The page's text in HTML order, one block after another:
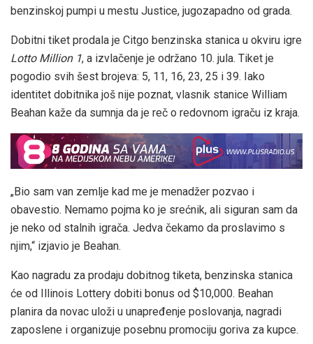
benzinskoj pumpi u mestu Justice, jugozapadno od grada.
Dobitni tiket prodala je Citgo benzinska stanica u okviru igre
Lotto Million 1, a izvlačenje je održano 10. jula. Tiket je
pogodio svih šest brojeva: 5, 11, 16, 23, 25 i 39. Iako
identitet dobitnika još nije poznat, vlasnik stanice William
Beahan kaže da sumnja da je reč o redovnom igraču iz kraja.
„Bio sam van zemlje kad me je menadžer pozvao i
obavestio. Nemamo pojma ko je srećnik, ali siguran sam da
je neko od stalnih igrača. Jedva čekamo da proslavimo s
njim,“ izjavio je Beahan.
Kao nagradu za prodaju dobitnog tiketa, benzinska stanica
će od Illinois Lottery dobiti bonus od $10,000. Beahan
planira da novac uloži u unapređenje poslovanja, nagradi
zaposlene i organizuje posebnu promociju goriva za kupce.